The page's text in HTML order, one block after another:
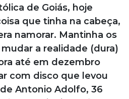
de Goiás, hoje
que tinha na cabeça,
namorar. Mantinha os
a realidade (dura)
até em dezembro
com disco que levou
Antonio Adolfo, 36